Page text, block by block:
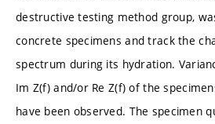
destructive testing method group,
concrete specimens and track the
spectrum during its hydration.
Im Z(f) and/or Re Z(f) of the
have been observed. The specimen